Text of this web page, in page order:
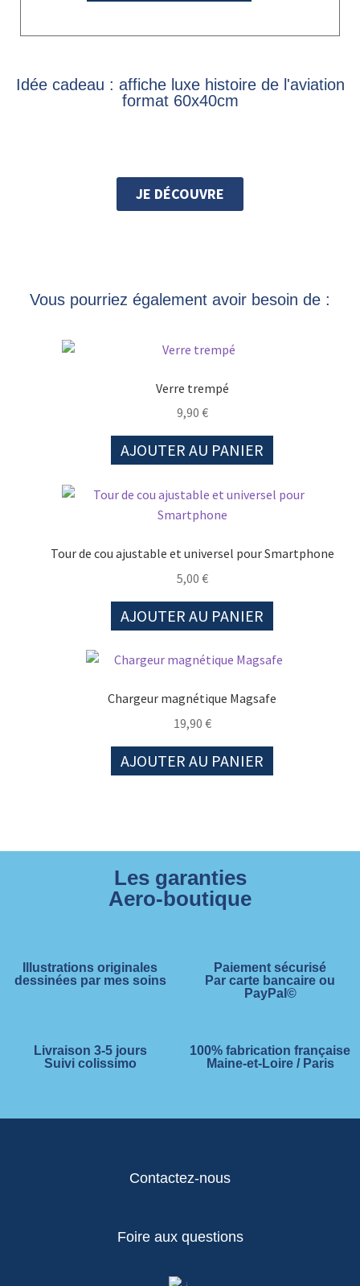
Idée cadeau : affiche luxe histoire de l'aviation
format 60x40cm
JE DÉCOUVRE
Vous pourriez également avoir besoin de :
Verre trempé
9,90 €
AJOUTER AU PANIER
Tour de cou ajustable et universel pour Smartphone
5,00 €
AJOUTER AU PANIER
Chargeur magnétique Magsafe
19,90 €
AJOUTER AU PANIER
Les garanties
Aero-boutique
Illustrations originales
dessinées par mes soins
Paiement sécurisé
Par carte bancaire ou
PayPal©
Livraison 3-5 jours
Suivi colissimo
100% fabrication française
Maine-et-Loire / Paris
Contactez-nous
Foire aux questions